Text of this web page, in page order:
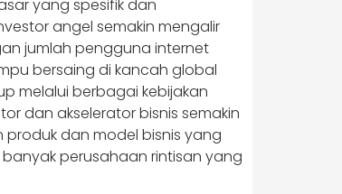
yang spesifik dan
angel semakin mengalir
jumlah pengguna internet
bersaing di kancah global
melalui berbagai kebijakan
dan akselerator bisnis semakin
dan model bisnis yang
perusahaan rintisan yang